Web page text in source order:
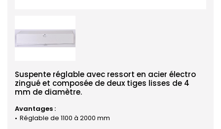
Suspente réglable avec ressort en acier électro
zingué et composée de deux tiges lisses de 4
mm de diamètre.
Avantages :
Réglable de 1100 à 2000 mm